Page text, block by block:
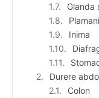
Glanda
Inima
Durere
Colon